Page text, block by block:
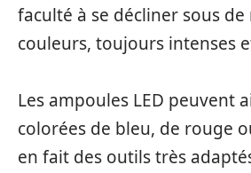
faculté à se décliner sous
couleurs, toujours intenses
Les ampoules LED peuvent
colorées de bleu, de rouge
en fait des outils très